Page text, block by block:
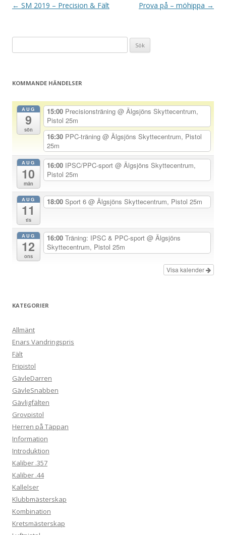
I
n
g
g
← SM 2019 – Precision & Fält Prova på – möhippa →
efter:
KOMMANDE HÄNDELSER
AUG
9
sön
15:00 Precisionsträning @ Älgsjöns Skyttecentrum,
Pistol 25m
16:30 PPC-träning @ Älgsjöns Skyttecentrum, Pistol
25m
AUG
10
mån
16:00 IPSC/PPC-sport @ Älgsjöns Skyttecentrum,
Pistol 25m
AUG
11
tis
18:00 Sport 6 @ Älgsjöns Skyttecentrum, Pistol 25m
AUG
12
ons
16:00 Träning: IPSC & PPC-sport @ Älgsjöns
Skyttecentrum, Pistol 25m
Visa kalender
KATEGORIER
Allmänt
Enars Vandringspris
Fält
Fripistol
GävleDarren
GävleSnabben
Gävligfälten
Grovpistol
Herren på Täppan
Information
Introduktion
Kaliber .357
Kaliber .44
Kallelser
Klubbmästerskap
Kombination
Kretsmästerskap